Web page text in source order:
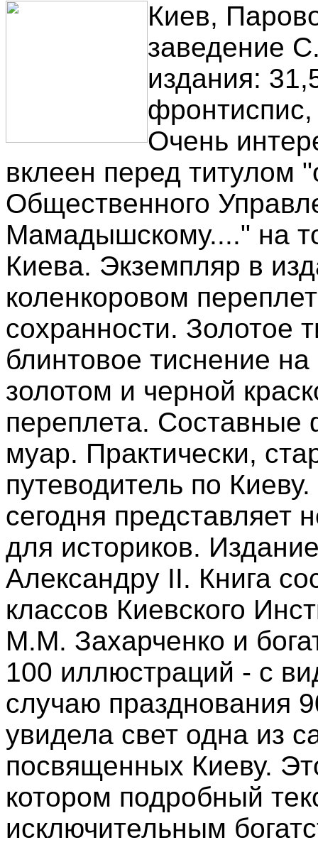
Киев,
заведение
издания:
Очень
вклеен перед титулом
Общественного
Мамадышскому...." на
Киева. Экземпляр в
коленкоровом
сохранности. Золотое
блинтовое тиснение
золотом и черной
переплета. Составные
муар. Практически,
путеводитель по
сегодня представляет
для историков.
Александру II. Книга
классов Киевского
М.М. Захарченко и
100 иллюстраций - с
случаю празднования
увидела свет одна из
посвященных Киеву.
котором подробный
исключительным